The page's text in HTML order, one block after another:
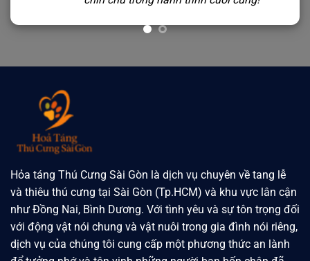
Hỏa táng Thú Cưng Sài Gòn là dịch vụ chuyên về tang lễ
và thiêu thú cưng tại Sài Gòn (Tp.HCM) và khu vực lân cận
như Đồng Nai, Bình Dương. Với tình yêu và sự tôn trọng đối
với động vật nói chung và vật nuôi trong gia đình nói riêng,
dịch vụ của chúng tôi cung cấp một phương thức an lành